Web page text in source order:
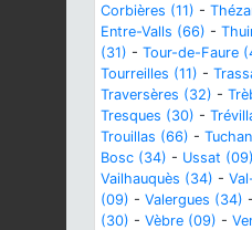
Corbières (11) -
Entre-Valls (66) -
(31) - Tour-de-Faure
Tourreilles (11) -
Traversères (32) -
Tresques (30) -
Trouillas (66) -
Bosc (34) - Ussat (09)
Vailhauquès (34) -
(09) - Valergues (34) -
(30) - Vèbre (09) -